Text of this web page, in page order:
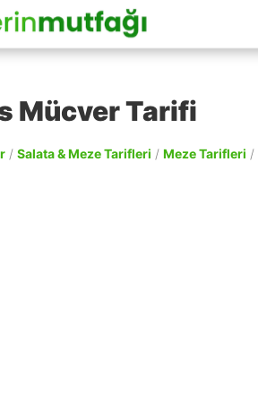
Mücver Tarifi
/ Salata & Meze Tarifleri / Meze Tarifleri /